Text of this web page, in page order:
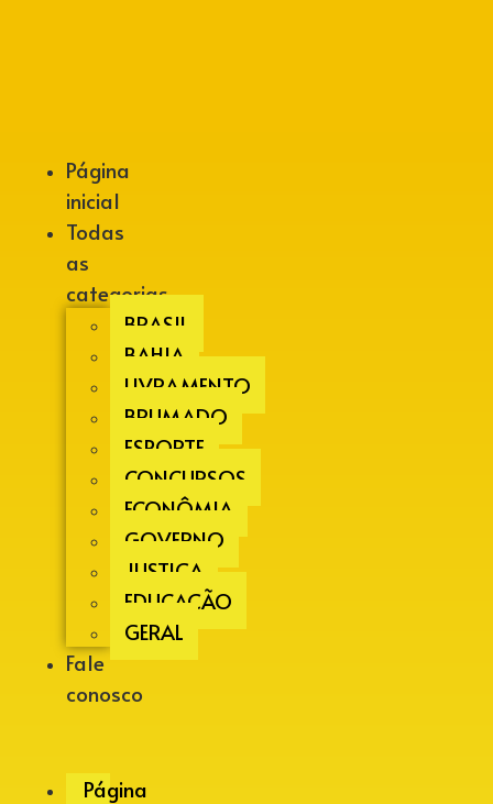
Página
inicial
Todas
as
categorias
BRASIL
BAHIA
LIVRAMENTO
BRUMADO
ESPORTE
CONCURSOS
ECONÔMIA
GOVERNO
JUSTIÇA
EDUCAÇÃO
GERAL
Fale
conosco
Página